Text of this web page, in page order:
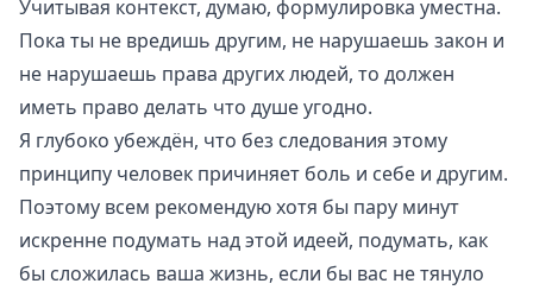
Учитывая контекст, думаю, формулировка уместна.
Пока ты не вредишь другим, не нарушаешь закон и
не нарушаешь права других людей, то должен
иметь право делать что душе угодно.
Я глубоко убеждён, что без следования этому
принципу человек причиняет боль и себе и другим.
Поэтому всем рекомендую хотя бы пару минут
искренне подумать над этой идеей, подумать, как
бы сложилась ваша жизнь, если бы вас не тянуло